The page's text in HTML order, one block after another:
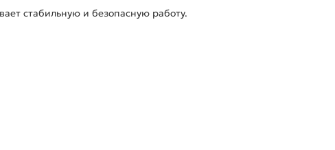
стабильную и безопасную работу.